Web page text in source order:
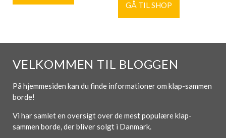
GÅ TIL SHOP
VELKOMMEN TIL BLOGGEN
På hjemmesiden kan du finde informationer om klap-sammen
borde!
Vi har samlet en oversigt over de mest populære klap-
sammen borde, der bliver solgt i Danmark.